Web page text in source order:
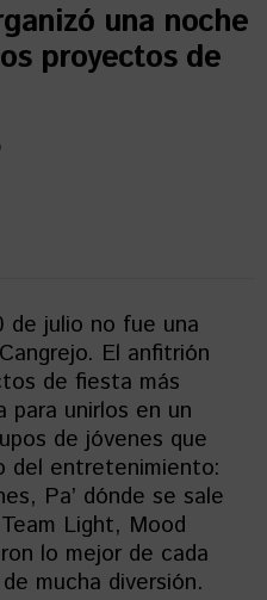
una noche
proyectos de
de julio no fue una
El anfitrión
de fiesta más
para unirlos en un
de jóvenes que
del entretenimiento:
Pa’ dónde se sale
Light, Mood
lo mejor de cada
mucha diversión.